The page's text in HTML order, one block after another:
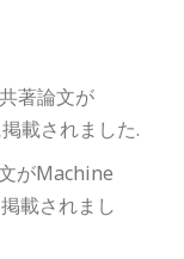
著論文が
載されました.
がMachine
載されまし